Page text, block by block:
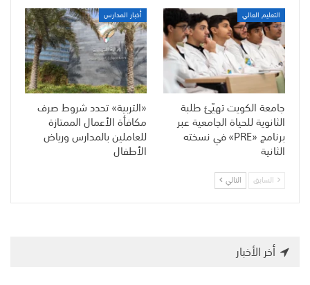
التعليم العالي
جامعة الكويت تهيّئ طلبة
الثانوية للحياة الجامعية عبر
برنامج «PRE» في نسخته
الثانية
أخبار المدارس
«التربية» تحدد شروط صرف
مكافأة الأعمال الممتازة
للعاملين بالمدارس ورياض
الأطفال
السابق التالي
أخر الأخبار